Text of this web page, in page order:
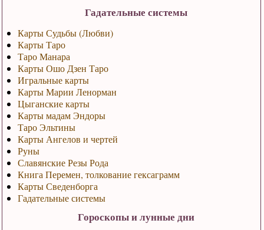
Гадательные системы
Карты Судьбы (Любви)
Карты Таро
Таро Манара
Карты Ошо Дзен Таро
Игральные карты
Карты Марии Ленорман
Цыганские карты
Карты мадам Эндоры
Таро Эльтины
Карты Ангелов и чертей
Руны
Славянские Резы Рода
Книга Перемен, толкование гексаграмм
Карты Сведенборга
Гадательные системы
Гороскопы и лунные дни